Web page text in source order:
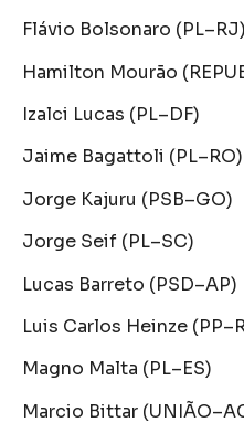
Flávio Bolsonaro (PL–RJ)
Hamilton Mourão
Izalci Lucas (PL–DF)
Jaime Bagattoli (PL–RO)
Jorge Kajuru (PSB–GO)
Jorge Seif (PL–SC)
Lucas Barreto (PSD–AP)
Luis Carlos Heinze
Magno Malta (PL–ES)
Marcio Bittar